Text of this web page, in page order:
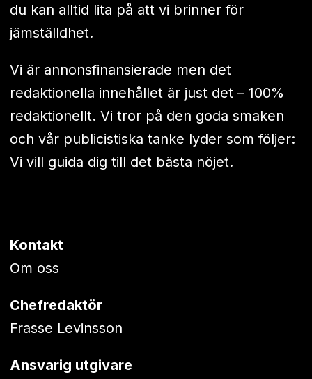
du kan alltid lita på att vi brinner för
jämställdhet.
Vi är annonsfinansierade men det
redaktionella innehållet är just det – 100%
redaktionellt. Vi tror på den goda smaken
och vår publicistiska tanke lyder som följer:
Vi vill guida dig till det bästa nöjet.
Kontakt
Om oss
Chefredaktör
Frasse Levinsson
Ansvarig utgivare